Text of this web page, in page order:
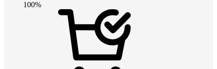
100%